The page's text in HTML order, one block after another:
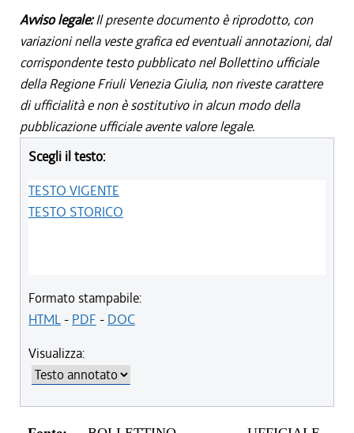
Avviso legale:Il presente documento è riprodotto, con
variazioni nella veste grafica ed eventuali annotazioni, dal
corrispondente testo pubblicato nel Bollettino ufficiale
della Regione Friuli Venezia Giulia, non riveste carattere
di ufficialità e non è sostitutivo in alcun modo della
pubblicazione ufficiale avente valore legale.
Scegli il testo:
TESTO VIGENTE
TESTO STORICO
Formato stampabile:
HTML- PDF - DOC
Visualizza: